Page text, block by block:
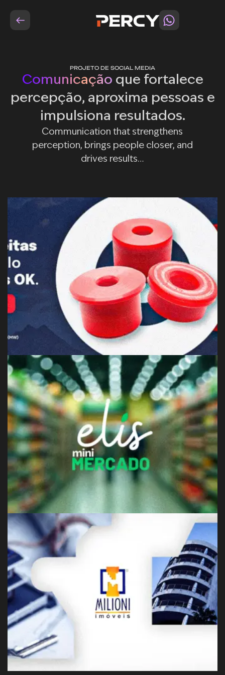
PROJETO DE SOCIAL MEDIA
Comunicação que fortalece
percepção, aproxima pessoas e
impulsiona resultados.
Communication that strengthens
perception, brings people closer, and
drives results…